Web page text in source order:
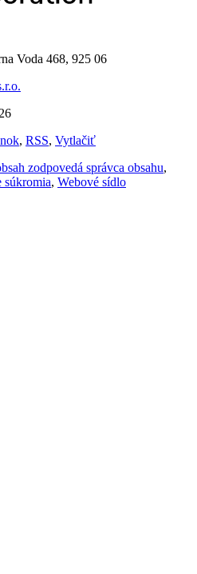
Voda 468, 925 06
, RSS, Vytlačiť
zodpovedá správca obsahu,
súkromia, Webové sídlo